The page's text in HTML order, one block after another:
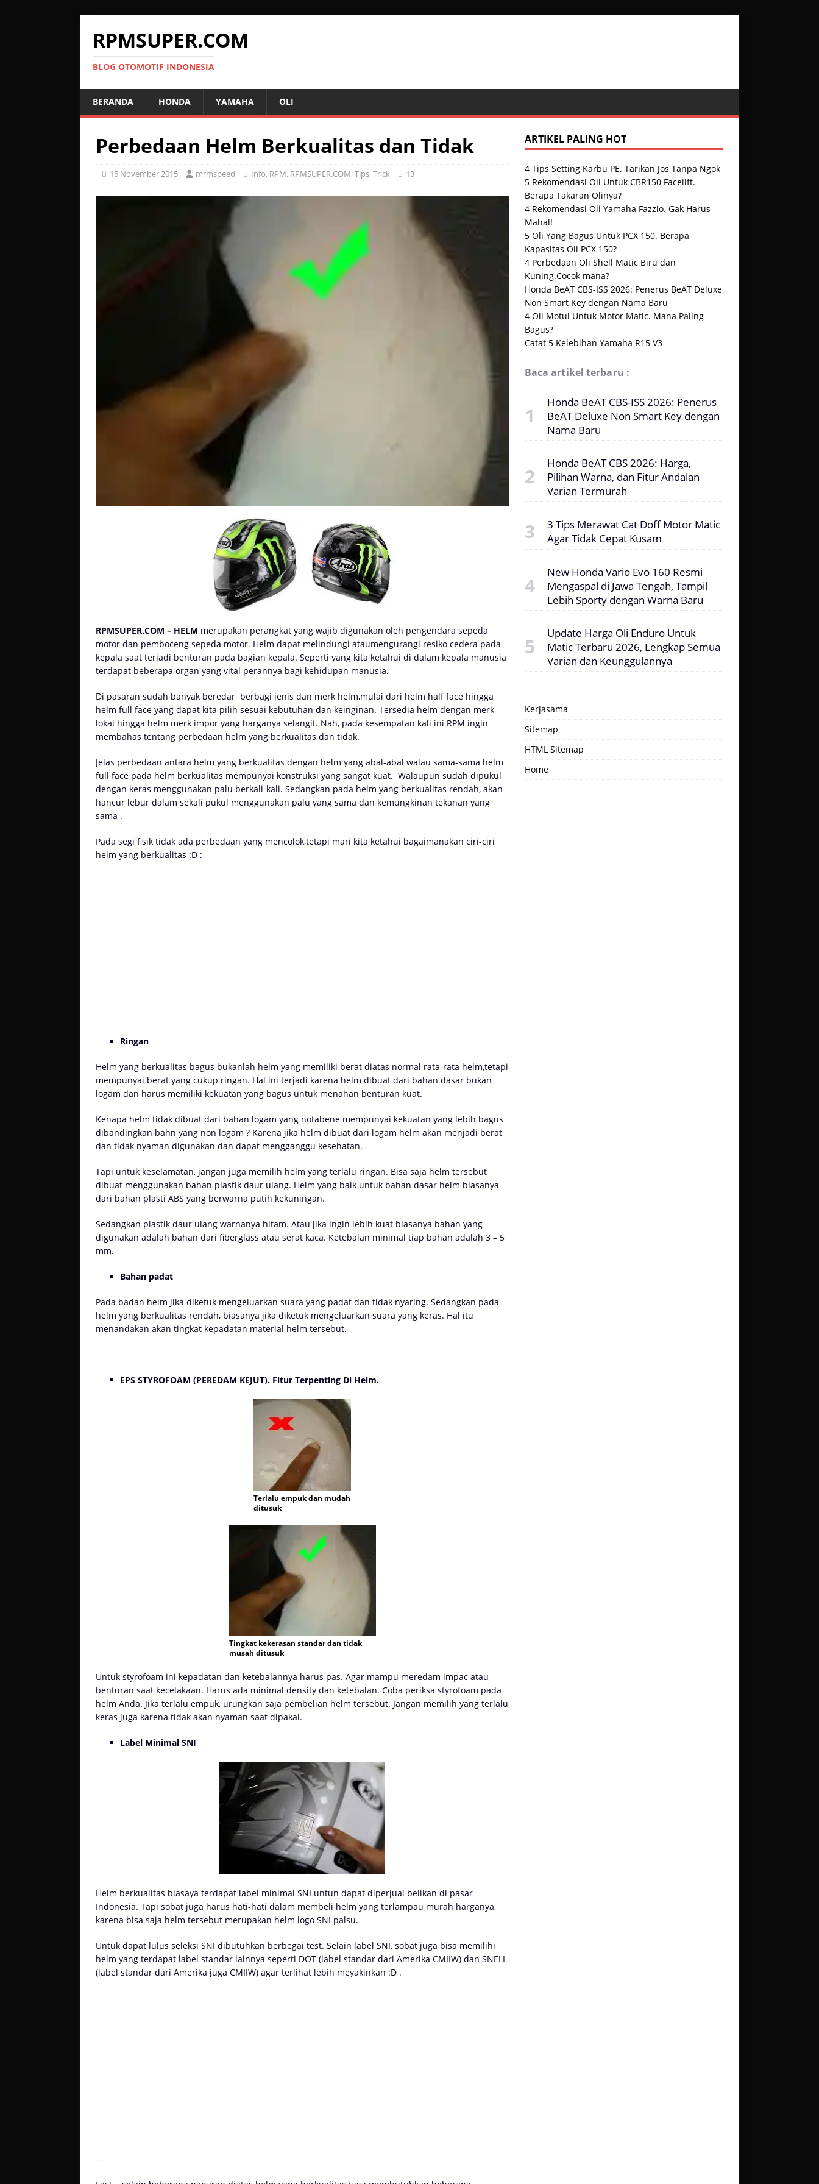
RPMSUPER.COM
BLOG OTOMOTIF INDONESIA
BERANDA HONDA YAMAHA OLI
Perbedaan Helm Berkualitas dan Tidak
15 November 2015 mrmspeed Info, RPM, RPMSUPER.COM, Tips, Trick 13
RPMSUPER.COM – HELM merupakan perangkat yang wajib digunakan oleh pengendara sepeda
motor dan pemboceng sepeda motor. Helm dapat melindungi ataumengurangi resiko cedera pada
kepala saat terjadi benturan pada bagian kepala. Seperti yang kita ketahui di dalam kepala manusia
terdapat beberapa organ yang vital perannya bagi kehidupan manusia.
Di pasaran sudah banyak beredar berbagi jenis dan merk helm,mulai dari helm half face hingga
helm full face yang dapat kita pilih sesuai kebutuhan dan keinginan. Tersedia helm dengan merk
lokal hingga helm merk impor yang harganya selangit. Nah, pada kesempatan kali ini RPM ingin
membahas tentang perbedaan helm yang berkualitas dan tidak.
Jelas perbedaan antara helm yang berkualitas dengan helm yang abal-abal walau sama-sama helm
full face pada helm berkualitas mempunyai konstruksi yang sangat kuat. Walaupun sudah dipukul
dengan keras menggunakan palu berkali-kali. Sedangkan pada helm yang berkualitas rendah, akan
hancur lebur dalam sekali pukul menggunakan palu yang sama dan kemungkinan tekanan yang
sama .
Pada segi fisik tidak ada perbedaan yang mencolok,tetapi mari kita ketahui bagaimanakan ciri-ciri
helm yang berkualitas :D :
Ringan
Helm yang berkualitas bagus bukanlah helm yang memiliki berat diatas normal rata-rata helm,tetapi
mempunyai berat yang cukup ringan. Hal ini terjadi karena helm dibuat dari bahan dasar bukan
logam dan harus memiliki kekuatan yang bagus untuk menahan benturan kuat.
Kenapa helm tidak dibuat dari bahan logam yang notabene mempunyai kekuatan yang lebih bagus
dibandingkan bahn yang non logam ? Karena jika helm dibuat dari logam helm akan menjadi berat
dan tidak nyaman digunakan dan dapat mengganggu kesehatan.
Tapi untuk keselamatan, jangan juga memilih helm yang terlalu ringan. Bisa saja helm tersebut
dibuat menggunakan bahan plastik daur ulang. Helm yang baik untuk bahan dasar helm biasanya
dari bahan plasti ABS yang berwarna putih kekuningan.
Sedangkan plastik daur ulang warnanya hitam. Atau jika ingin lebih kuat biasanya bahan yang
digunakan adalah bahan dari fiberglass atau serat kaca. Ketebalan minimal tiap bahan adalah 3 – 5
mm.
Bahan padat
Pada badan helm jika diketuk mengeluarkan suara yang padat dan tidak nyaring. Sedangkan pada
helm yang berkualitas rendah, biasanya jika diketuk mengeluarkan suara yang keras. Hal itu
menandakan akan tingkat kepadatan material helm tersebut.
EPS STYROFOAM (PEREDAM KEJUT). Fitur Terpenting Di Helm.
Terlalu empuk dan mudah
ditusuk
Tingkat kekerasan standar dan tidak
musah ditusuk
Untuk styrofoam ini kepadatan dan ketebalannya harus pas. Agar mampu meredam impac atau
benturan saat kecelakaan. Harus ada minimal density dan ketebalan. Coba periksa styrofoam pada
helm Anda. Jika terlalu empuk, urungkan saja pembelian helm tersebut. Jangan memilih yang terlalu
keras juga karena tidak akan nyaman saat dipakai.
Label Minimal SNI
Helm berkualitas biasaya terdapat label minimal SNI untun dapat diperjual belikan di pasar
Indonesia. Tapi sobat juga harus hati-hati dalam membeli helm yang terlampau murah harganya,
karena bisa saja helm tersebut merupakan helm logo SNI palsu.
Untuk dapat lulus seleksi SNI dibutuhkan berbegai test. Selain label SNI, sobat juga bisa memilihi
helm yang terdapat label standar lainnya seperti DOT (label standar dari Amerika CMIIW) dan SNELL
(label standar dari Amerika juga CMIIW) agar terlihat lebih meyakinkan :D .
—
ARTIKEL PALING HOT
4 Tips Setting Karbu PE. Tarikan Jos Tanpa Ngok
5 Rekomendasi Oli Untuk CBR150 Facelift.
Berapa Takaran Olinya?
4 Rekomendasi Oli Yamaha Fazzio. Gak Harus
Mahal!
5 Oli Yang Bagus Untuk PCX 150. Berapa
Kapasitas Oli PCX 150?
4 Perbedaan Oli Shell Matic Biru dan
Kuning.Cocok mana?
Honda BeAT CBS-ISS 2026: Penerus BeAT Deluxe
Non Smart Key dengan Nama Baru
4 Oli Motul Untuk Motor Matic. Mana Paling
Bagus?
Catat 5 Kelebihan Yamaha R15 V3
Baca artikel terbaru :
Honda BeAT CBS-ISS 2026: Penerus
BeAT Deluxe Non Smart Key dengan
Nama Baru
Honda BeAT CBS 2026: Harga,
Pilihan Warna, dan Fitur Andalan
Varian Termurah
3 Tips Merawat Cat Doff Motor Matic
Agar Tidak Cepat Kusam
New Honda Vario Evo 160 Resmi
Mengaspal di Jawa Tengah, Tampil
Lebih Sporty dengan Warna Baru
Update Harga Oli Enduro Untuk
Matic Terbaru 2026, Lengkap Semua
Varian dan Keunggulannya
Kerjasama
Sitemap
HTML Sitemap
Home